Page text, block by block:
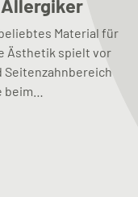
Material für
Ästhetik spielt vor
Seitenzahnbereich